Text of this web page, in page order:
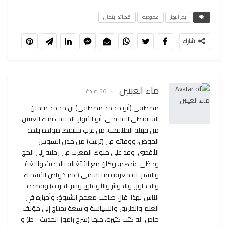
بحر الرجز عموديه قصائد ابتهال
شارك
ماء العينين 56 مادة
مصطفى (أبو محمد مصطفى) بن محمد مامين
الشنقيطي القلقمي، أبو الأنوار، الملقب بماء العينين.
من قبيلة القلاقمة، من عرب شنقيط. مولده ببلدة
الحوض، ووفاته في (تزنيت) من مدن السوس
الأقصى. وفد على ملوك المغرب في رحلته إلى الحج
وحظي عندهم. وكان مع اشتغاله بالحديث واللغة
والسير، له معرفة بما يسمى (علم خواص الأسماء
والجداول والدوائر والأوفاق وسر الحرف) وقصده
الناس لهذا. قال صاحب معجم الشيوخ: وأخباره في
العلم والطريق والسياسة واسعة تحتاج إلى مؤلف
خاص. له كتب كثيرة، منها (شرح راموز الحديث - ط) و